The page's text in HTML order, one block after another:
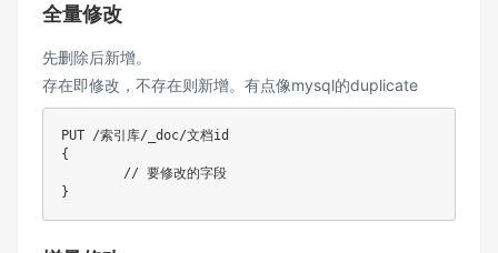
全量修改
先删除后新增。
存在即修改，不存在则新增。有点像mysql的duplicate
PUT /索引库/_doc/文档id
{